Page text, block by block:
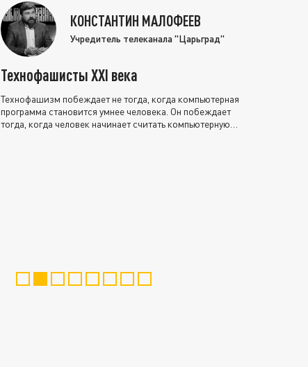
КОНСТАНТИН МАЛОФЕЕВ
Учредитель телеканала "Царьград"
Технофашисты XXI века
Технофашизм побеждает не тогда, когда компьютерная
программа становится умнее человека. Он побеждает
тогда, когда человек начинает считать компьютерную